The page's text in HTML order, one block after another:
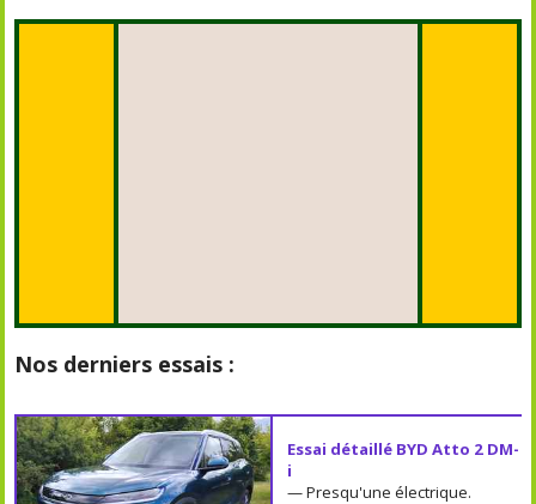
Nos derniers essais :
Essai détaillé BYD Atto 2 DM-
i
— Presqu'une électrique.